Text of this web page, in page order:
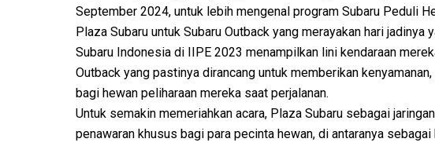
September 2024, untuk lebih mengenal program Subaru Peduli
Plaza Subaru untuk Subaru Outback yang merayakan hari jadinya
Subaru Indonesia di IIPE 2023 menampilkan lini kendaraan
Outback yang pastinya dirancang untuk memberikan
bagi hewan peliharaan mereka saat perjalanan.
Untuk semakin memeriahkan acara, Plaza Subaru sebagai
penawaran khusus bagi para pecinta hewan, di antaranya sebagai